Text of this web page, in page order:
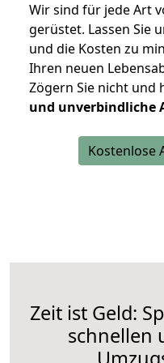
Wir sind für jede Art
gerüstet. Lassen Sie
und die Kosten zu
Ihren neuen
Zögern Sie nicht und
und unverbindliche
Kostenlose
Zeit ist Geld:
schnellen